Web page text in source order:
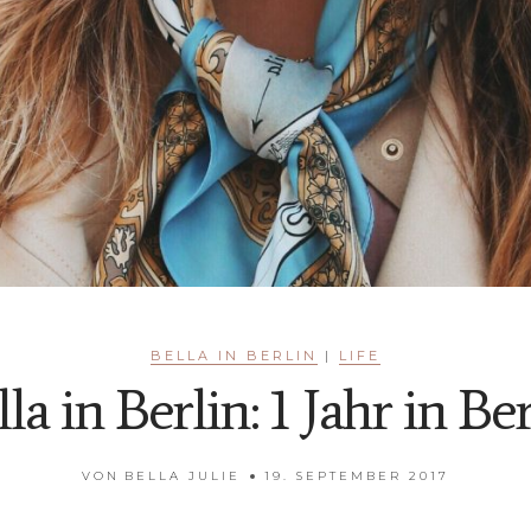
BELLA IN BERLIN | LIFE
in Berlin: 1 Jahr in
VON BELLA JULIE 19. SEPTEMBER 2017